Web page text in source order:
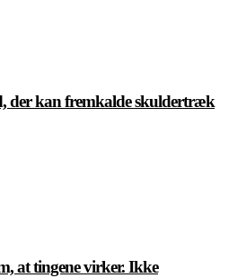
der kan fremkalde skuldertræk
at tingene virker. Ikke